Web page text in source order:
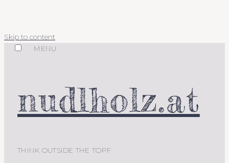
Skip to content
MENU
nudlholz.at
THINK OUTSIDE THE TOPF